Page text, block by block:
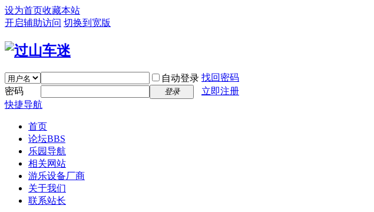
设为首页收藏本站
开启辅助访问 切换到宽版
自动登录 找回密码
密码
登录
立即注册
快捷导航
首页
论坛BBS
乐园导航
相关网站
游乐设备厂商
关于我们
联系站长